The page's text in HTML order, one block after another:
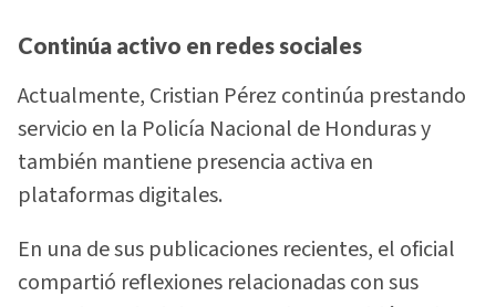
Continúa activo en redes sociales
Actualmente, Cristian Pérez continúa prestando
servicio en la Policía Nacional de Honduras y
también mantiene presencia activa en
plataformas digitales.
En una de sus publicaciones recientes, el oficial
compartió reflexiones relacionadas con sus